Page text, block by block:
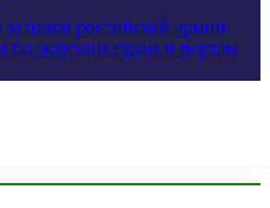
российской армии
по морским судам и портам